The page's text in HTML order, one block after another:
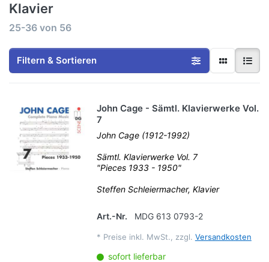
Klavier
25-36 von 56
Filtern & Sortieren
John Cage - Sämtl. Klavierwerke Vol.
7
John Cage (1912-1992)
Sämtl. Klavierwerke Vol. 7
"Pieces 1933 - 1950"
Steffen Schleiermacher, Klavier
Art.-Nr. MDG 613 0793-2
* Preise inkl. MwSt., zzgl. Versandkosten
sofort lieferbar